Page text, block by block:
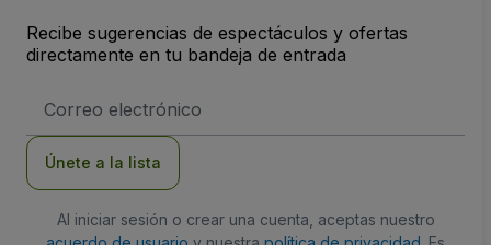
Recibe sugerencias de espectáculos y ofertas
directamente en tu bandeja de entrada
de
Únete a la lista
Al iniciar sesión o crear una cuenta, aceptas nuestro